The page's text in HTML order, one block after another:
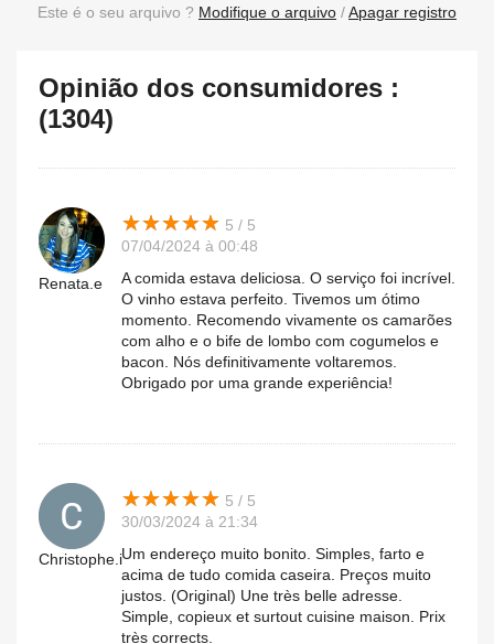
Este é o seu arquivo ? Modifique o arquivo /Apagar registro
Opinião dos consumidores :
(1304)
Renata.e
★★★★★
★★★★★ 5 / 5
07/04/2024 à 00:48
A comida estava deliciosa. O serviço foi incrível.
O vinho estava perfeito. Tivemos um ótimo
momento. Recomendo vivamente os camarões
com alho e o bife de lombo com cogumelos e
bacon. Nós definitivamente voltaremos.
Obrigado por uma grande experiência!
Christophe.i
★★★★★
★★★★★ 5 / 5
30/03/2024 à 21:34
Um endereço muito bonito. Simples, farto e
acima de tudo comida caseira. Preços muito
justos. (Original) Une très belle adresse.
Simple, copieux et surtout cuisine maison. Prix
très corrects.